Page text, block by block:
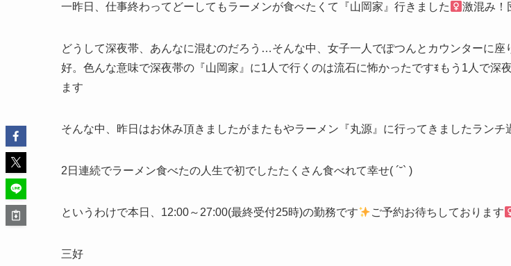
一昨日、仕事終わってどーしてもラーメンが食べたくて『山岡家』行きました‍ 激混み！
どうして深夜帯、あんなに混むのだろう…そんな中、女子一人でぽつんとカウンターに座
好。色んな意味で深夜帯の『山岡家』に1人で行くのは流石に怖かったですꉂもう1人で深
ます
そんな中、昨日はお休み頂きましたがまたもやラーメン『丸源』に行ってきましたランチ
2日連続でラーメン食べたの人生で初でしたたくさん食べれて幸せ( ´˘` )
というわけで本日、12:00～27:00(最終受付25時)の勤務です ご予約お待ちしております‍
三好